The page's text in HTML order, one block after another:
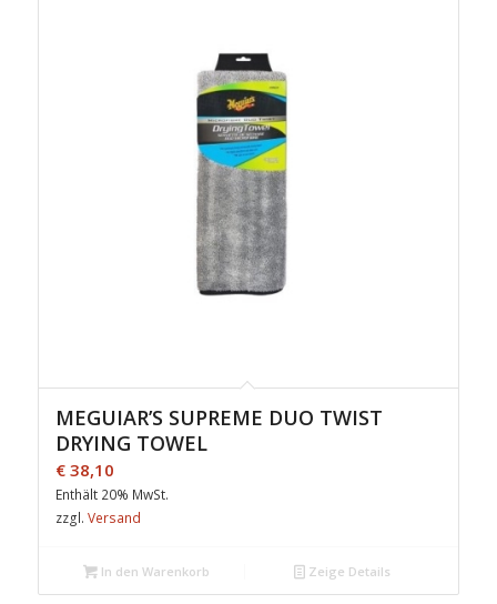
MEGUIAR’S SUPREME DUO TWIST
DRYING TOWEL
€38,10
Enthält 20% MwSt.
zzgl. Versand
In den Warenkorb Zeige Details